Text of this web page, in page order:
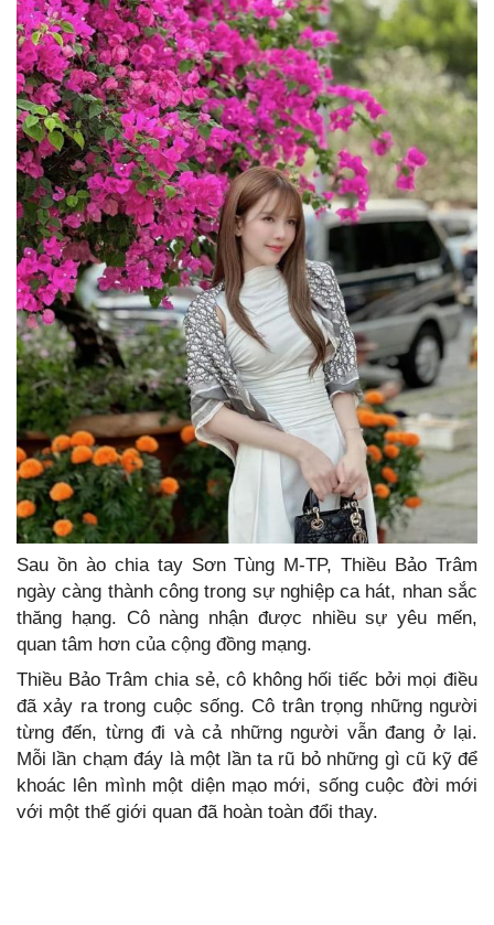
Sau ồn ào chia tay Sơn Tùng M-TP, Thiều Bảo Trâm
ngày càng thành công trong sự nghiệp ca hát, nhan sắc
thăng hạng. Cô nàng nhận được nhiều sự yêu mến,
quan tâm hơn của cộng đồng mạng.
Thiều Bảo Trâm chia sẻ, cô không hối tiếc bởi mọi điều
đã xảy ra trong cuộc sống. Cô trân trọng những người
từng đến, từng đi và cả những người vẫn đang ở lại.
Mỗi lần chạm đáy là một lần ta rũ bỏ những gì cũ kỹ để
khoác lên mình một diện mạo mới, sống cuộc đời mới
với một thế giới quan đã hoàn toàn đổi thay.